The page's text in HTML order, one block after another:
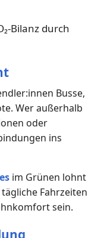
Bilanz durch
Busse,
Wer außerhalb
oder
ins
im Grünen lohnt
Fahrzeiten
sein.